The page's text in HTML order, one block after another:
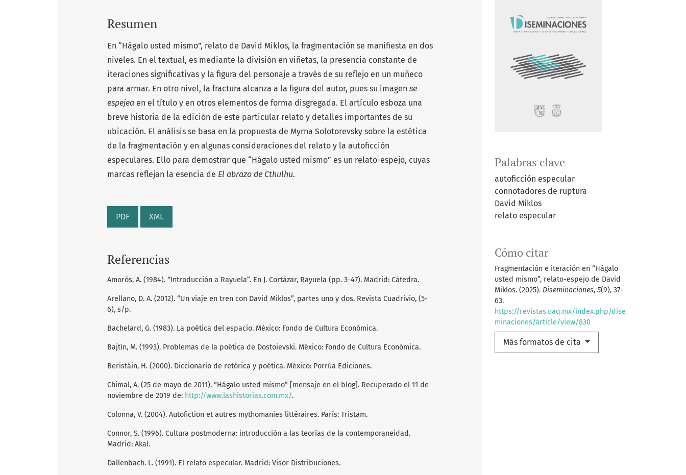
Palabras clave
autoficción especular
connotadores de ruptura
David Miklos
relato especular
Cómo citar
Fragmentación e iteración en “Hágalo
usted mismo”, relato-espejo de David
Miklos. (2025). Diseminaciones, 5(9), 37-
63.
https://revistas.uaq.mx/index.php/dise
minaciones/article/view/830
Más formatos de cita
Resumen
En “Hágalo usted mismo”, relato de David Miklos, la fragmentación se manifiesta en dos
niveles. En el textual, es mediante la división en viñetas, la presencia constante de
iteraciones significativas y la figura del personaje a través de su reflejo en un muñeco
para armar. En otro nivel, la fractura alcanza a la figura del autor, pues su imagen se
espejea en el título y en otros elementos de forma disgregada. El artículo esboza una
breve historia de la edición de este particular relato y detalles importantes de su
ubicación. El análisis se basa en la propuesta de Myrna Solotorevsky sobre la estética
de la fragmentación y en algunas consideraciones del relato y la autoficción
especulares. Ello para demostrar que “Hágalo usted mismo” es un relato-espejo, cuyas
marcas reflejan la esencia de El abrazo de Cthulhu.
PDF XML
Referencias
Amorós, A. (1984). “Introducción a Rayuela”. En J. Cortázar, Rayuela (pp. 3-47). Madrid: Cátedra.
Arellano, D. A. (2012). “Un viaje en tren con David Miklos”, partes uno y dos. Revista Cuadrivio, (5-
6), s/p.
Bachelard, G. (1983). La poética del espacio. México: Fondo de Cultura Económica.
Bajtín, M. (1993). Problemas de la poética de Dostoievski. México: Fondo de Cultura Económica.
Beristáin, H. (2000). Diccionario de retórica y poética. México: Porrúa Ediciones.
Chimal, A. (25 de mayo de 2011). “Hágalo usted mismo” [mensaje en el blog]. Recuperado el 11 de
noviembre de 2019 de: http://www.lashistorias.com.mx/.
Colonna, V. (2004). Autofiction et autres mythomanies littéraires. París: Tristam.
Connor, S. (1996). Cultura postmoderna: introducción a las teorías de la contemporaneidad.
Madrid: Akal.
Dällenbach. L. (1991). El relato especular. Madrid: Visor Distribuciones.